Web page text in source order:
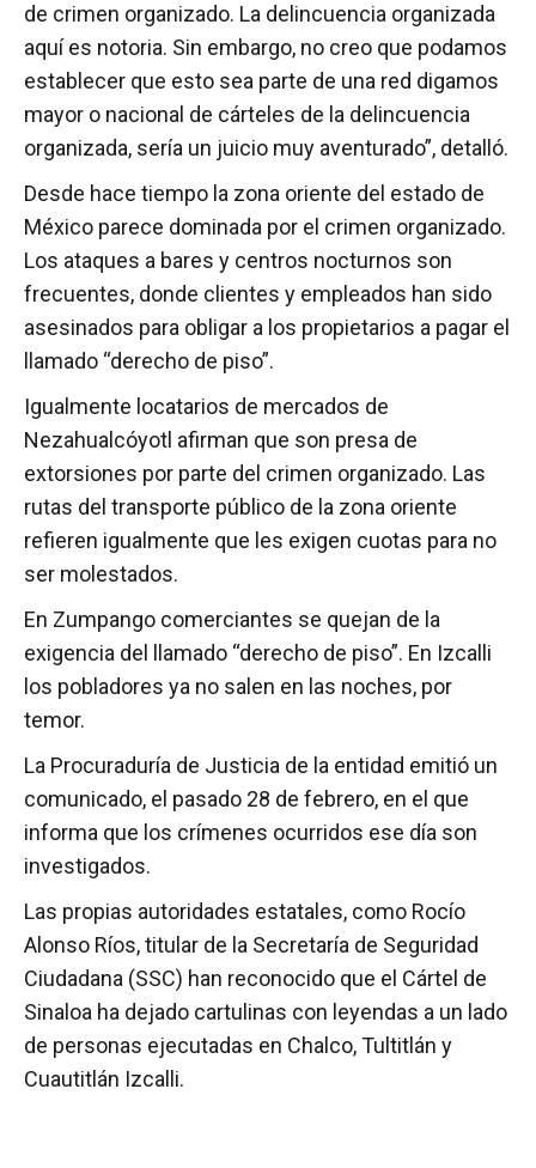
de crimen organizado. La delincuencia organizada
aquí es notoria. Sin embargo, no creo que podamos
establecer que esto sea parte de una red digamos
mayor o nacional de cárteles de la delincuencia
organizada, sería un juicio muy aventurado”, detalló.
Desde hace tiempo la zona oriente del estado de
México parece dominada por el crimen organizado.
Los ataques a bares y centros nocturnos son
frecuentes, donde clientes y empleados han sido
asesinados para obligar a los propietarios a pagar el
llamado “derecho de piso”.
Igualmente locatarios de mercados de
Nezahualcóyotl afirman que son presa de
extorsiones por parte del crimen organizado. Las
rutas del transporte público de la zona oriente
refieren igualmente que les exigen cuotas para no
ser molestados.
En Zumpango comerciantes se quejan de la
exigencia del llamado “derecho de piso”. En Izcalli
los pobladores ya no salen en las noches, por
temor.
La Procuraduría de Justicia de la entidad emitió un
comunicado, el pasado 28 de febrero, en el que
informa que los crímenes ocurridos ese día son
investigados.
Las propias autoridades estatales, como Rocío
Alonso Ríos, titular de la Secretaría de Seguridad
Ciudadana (SSC) han reconocido que el Cártel de
Sinaloa ha dejado cartulinas con leyendas a un lado
de personas ejecutadas en Chalco, Tultitlán y
Cuautitlán Izcalli.